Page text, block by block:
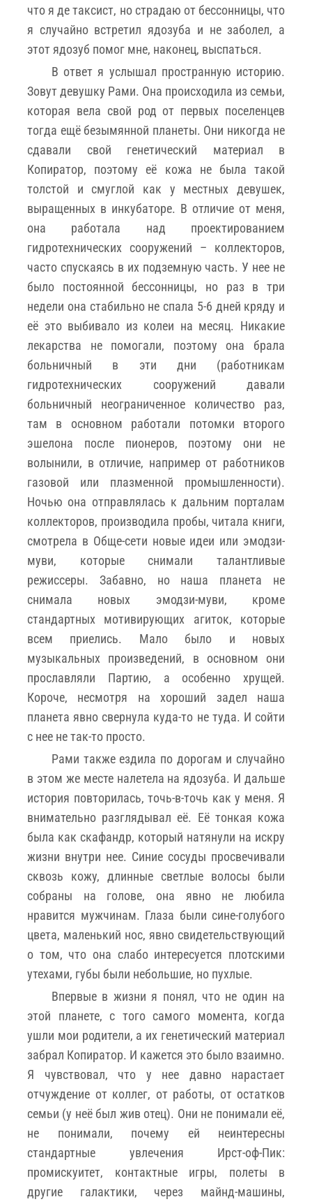
что я де таксист, но страдаю от бессонницы, что
я случайно встретил ядозуба и не заболел, а
этот ядозуб помог мне, наконец, выспаться.
В ответ я услышал пространную историю.
Зовут девушку Рами. Она происходила из семьи,
которая вела свой род от первых поселенцев
тогда ещё безымянной планеты. Они никогда не
сдавали свой генетический материал в
Копиратор, поэтому её кожа не была такой
толстой и смуглой как у местных девушек,
выращенных в инкубаторе. В отличие от меня,
она работала над проектированием
гидротехнических сооружений – коллекторов,
часто спускаясь в их подземную часть. У нее не
было постоянной бессонницы, но раз в три
недели она стабильно не спала 5-6 дней кряду и
её это выбивало из колеи на месяц. Никакие
лекарства не помогали, поэтому она брала
больничный в эти дни (работникам
гидротехнических сооружений давали
больничный неограниченное количество раз,
там в основном работали потомки второго
эшелона после пионеров, поэтому они не
волынили, в отличие, например от работников
газовой или плазменной промышленности).
Ночью она отправлялась к дальним порталам
коллекторов, производила пробы, читала книги,
смотрела в Обще-сети новые идеи или эмодзи-
муви, которые снимали талантливые
режиссеры. Забавно, но наша планета не
снимала новых эмодзи-муви, кроме
стандартных мотивирующих агиток, которые
всем приелись. Мало было и новых
музыкальных произведений, в основном они
прославляли Партию, а особенно хрущей.
Короче, несмотря на хороший задел наша
планета явно свернула куда-то не туда. И сойти
с нее не так-то просто.
Рами также ездила по дорогам и случайно
в этом же месте налетела на ядозуба. И дальше
история повторилась, точь-в-точь как у меня. Я
внимательно разглядывал её. Её тонкая кожа
была как скафандр, который натянули на искру
жизни внутри нее. Синие сосуды просвечивали
сквозь кожу, длинные светлые волосы были
собраны на голове, она явно не любила
нравится мужчинам. Глаза были сине-голубого
цвета, маленький нос, явно свидетельствующий
о том, что она слабо интересуется плотскими
утехами, губы были небольшие, но пухлые.
Впервые в жизни я понял, что не один на
этой планете, с того самого момента, когда
ушли мои родители, а их генетический материал
забрал Копиратор. И кажется это было взаимно.
Я чувствовал, что у нее давно нарастает
отчуждение от коллег, от работы, от остатков
семьи (у неё был жив отец). Они не понимали её,
не понимали, почему ей неинтересны
стандартные увлечения Ирст-оф-Пик:
промискуитет, контактные игры, полеты в
другие галактики, через майнд-машины,